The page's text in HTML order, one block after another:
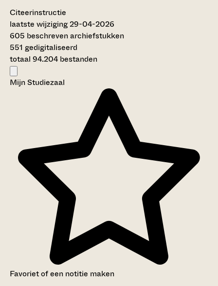
Citeerinstructie
laatste wijziging 29-04-2026
605 beschreven archiefstukken
551 gedigitaliseerd
totaal 94.204 bestanden
Mijn Studiezaal
Favoriet of een notitie maken